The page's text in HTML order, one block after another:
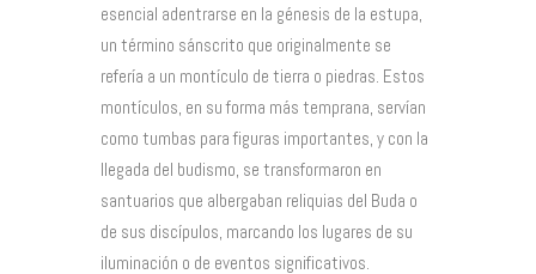
esencial adentrarse en la génesis de la estupa,
un término sánscrito que originalmente se
refería a un montículo de tierra o piedras. Estos
montículos, en su forma más temprana, servían
como tumbas para figuras importantes, y con la
llegada del budismo, se transformaron en
santuarios que albergaban reliquias del Buda o
de sus discípulos, marcando los lugares de su
iluminación o de eventos significativos.